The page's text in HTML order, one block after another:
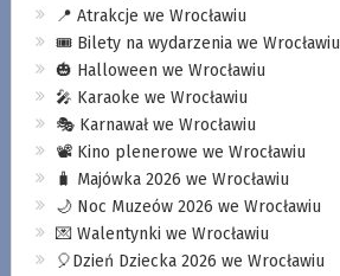
📍 Atrakcje we Wrocławiu
🎟️ Bilety na wydarzenia we Wrocławiu
🎃 Halloween we Wrocławiu
🎤 Karaoke we Wrocławiu
🎭 Karnawał we Wrocławiu
📽️ Kino plenerowe we Wrocławiu
🧳 Majówka 2026 we Wrocławiu
🌙 Noc Muzeów 2026 we Wrocławiu
💌 Walentynki we Wrocławiu
🎈Dzień Dziecka 2026 we Wrocławiu